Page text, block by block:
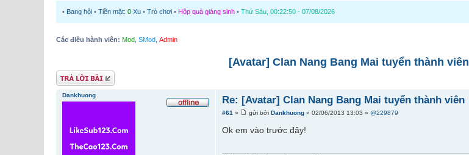
• Bang hội • Tiền mặt: 0 Xu • Trò chơi • Hộp quà giáng sinh • Thứ Sáu, 00:22:50 - 07/08/2026
Các điều hành viên: Mod SMod Admin
[Avatar] Clan Nang Bang Mai tuyển thành viên
Gửi bài trả lời
Re: [Avatar] Clan Nang Bang Mai tuyển thành viên
#61 » gửi bởiDankhuong » 02/06/2013 13:03 »@229879
Ok em vào trước đây!
Dankhuong